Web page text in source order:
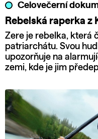
Celovečerní
Rebelská raperka z
Zere je rebelka, která
patriarchátu. Svou
upozorňuje na
zemi, kde je jim